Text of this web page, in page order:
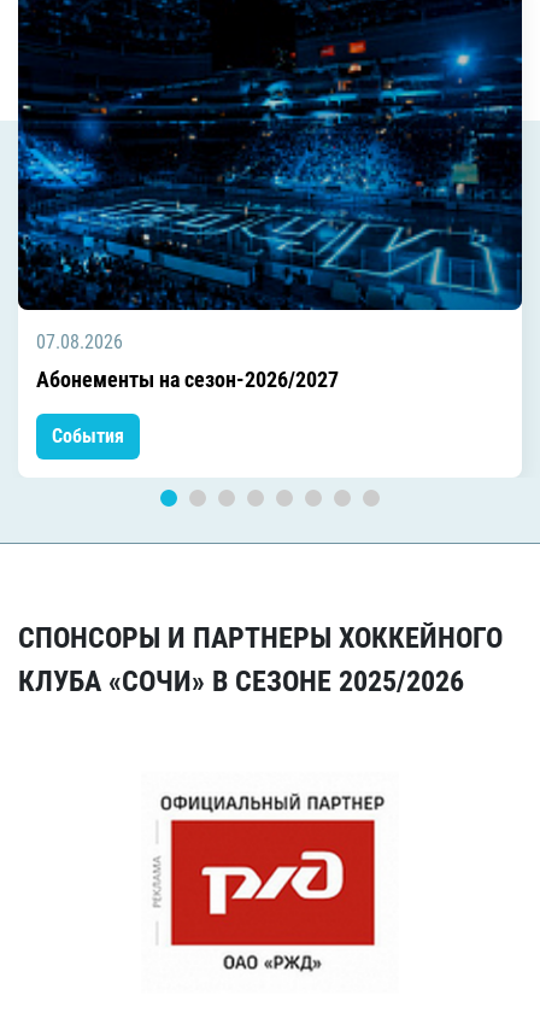
07.08.2026
Абонементы на сезон-2026/2027
События
СПОНСОРЫ И ПАРТНЕРЫ ХОККЕЙНОГО
КЛУБА «СОЧИ» В СЕЗОНЕ 2025/2026